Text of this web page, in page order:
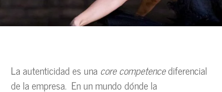
La autenticidad es una core competencediferencial
de la empresa. En un mundo dónde la